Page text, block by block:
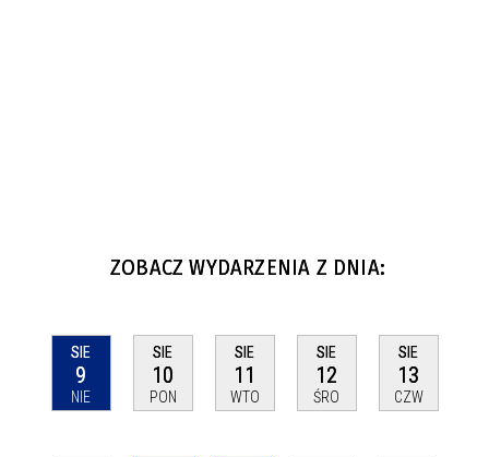
ZOBACZ WYDARZENIA Z DNIA:
SIE
9
NIE
SIE
10
PON
SIE
11
WTO
SIE
12
ŚRO
SIE
13
CZW